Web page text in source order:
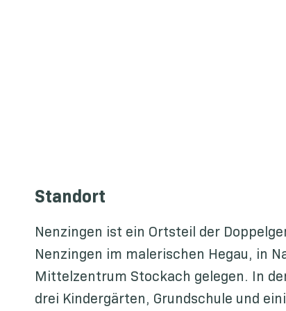
Standort
Nenzingen ist ein Ortsteil der
Nenzingen im malerischen Hegau, in
Mittelzentrum Stockach gelegen. In
drei Kindergärten, Grundschule und